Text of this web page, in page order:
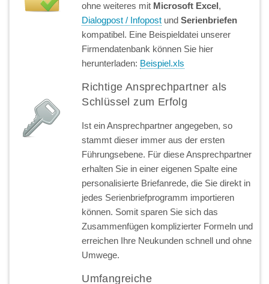
ohne weiteres mit Microsoft Excel,
Dialogpost / Infopost undSerienbriefen
kompatibel. Eine Beispieldatei unserer
Firmendatenbank können Sie hier
herunterladen: Beispiel.xls
Richtige Ansprechpartner als
Schlüssel zum Erfolg
Ist ein Ansprechpartner angegeben, so
stammt dieser immer aus der ersten
Führungsebene. Für diese Ansprechpartner
erhalten Sie in einer eigenen Spalte eine
personalisierte Briefanrede, die Sie direkt in
jedes Serienbriefprogramm importieren
können. Somit sparen Sie sich das
Zusammenfügen komplizierter Formeln und
erreichen Ihre Neukunden schnell und ohne
Umwege.
Umfangreiche